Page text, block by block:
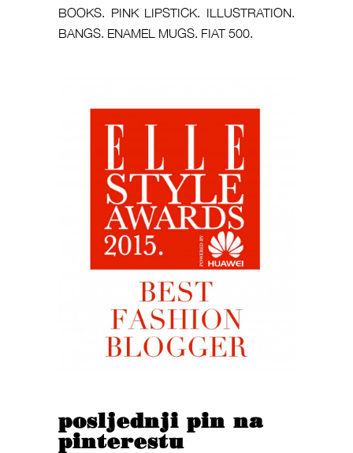
BOOKS. PINK LIPSTICK. ILLUSTRATION.
BANGS. ENAMEL MUGS. FIAT 500.
posljednji pin na
pinterestu